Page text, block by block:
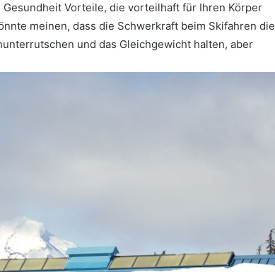
Vorteile, die vorteilhaft für Ihren Körper
meinen, dass die Schwerkraft beim Skifahren die
und das Gleichgewicht halten, aber